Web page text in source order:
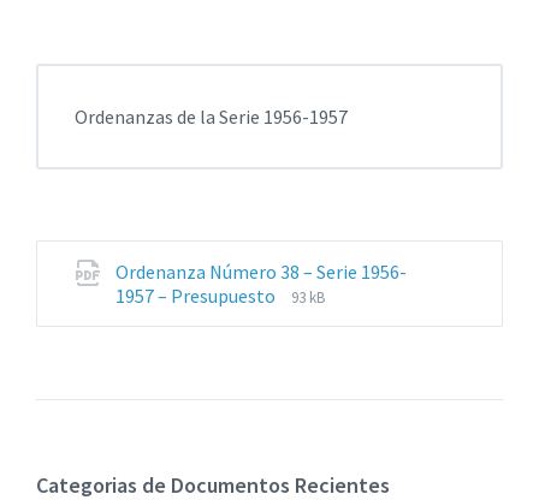
Ordenanzas de la Serie 1956-1957
Ordenanza Número 38 – Serie 1956-
1957 – Presupuesto
Extensiones
Tamaño
93 kB
Categorias de Documentos Recientes